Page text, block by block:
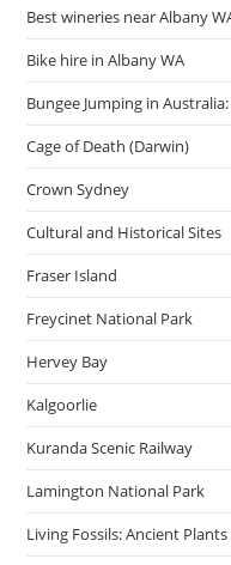
Best wineries near Albany
Bike hire in Albany WA
Bungee Jumping in
Cage of Death (Darwin)
Crown Sydney
Cultural and Historical Sites
Fraser Island
Freycinet National Park
Hervey Bay
Kalgoorlie
Kuranda Scenic Railway
Lamington National Park
Living Fossils: Ancient